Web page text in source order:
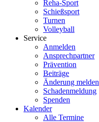
Reha-Sport
Schießsport
Turnen
Volleyball
Service
Anmelden
Ansprechpartner
Prävention
Beiträge
Änderung melden
Schadenmeldung
Spenden
Kalender
Alle Termine